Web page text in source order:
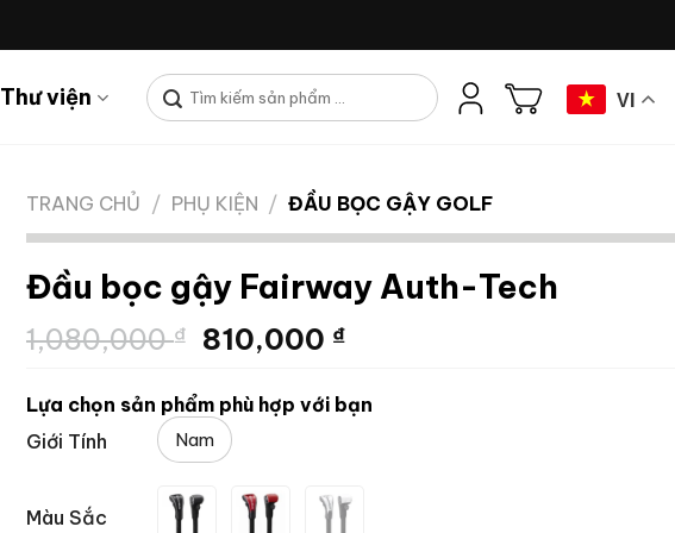
Thư viện
Tìm
kiếm:
VI
TRANG CHỦ / PHỤ KIỆN / ĐẦU BỌC GẬY GOLF
Đầu bọc gậy Fairway Auth-Tech
1,080,000₫
Giá
là:
1,080,000 ₫.
810,000 ₫Giá
tại
là:
Lựa chọn sản phẩm phù hợp với bạn
Giới Tính
Nam
Màu Sắc